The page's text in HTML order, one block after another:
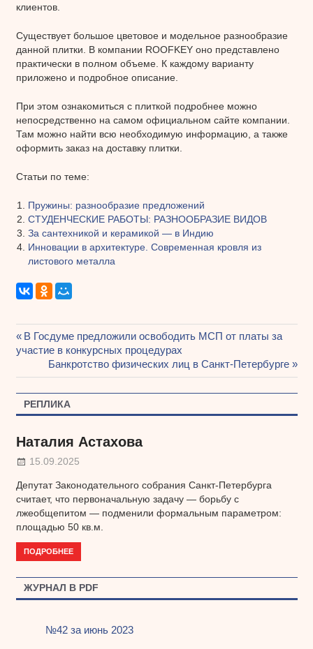
клиентов.
Существует большое цветовое и модельное разнообразие
данной плитки. В компании ROOFKEY оно представлено
практически в полном объеме. К каждому варианту
приложено и подробное описание.
При этом ознакомиться с плиткой подробнее можно
непосредственно на самом официальном сайте компании.
Там можно найти всю необходимую информацию, а также
оформить заказ на доставку плитки.
Статьи по теме:
Пружины: разнообразие предложений
СТУДЕНЧЕСКИЕ РАБОТЫ: РАЗНООБРАЗИЕ ВИДОВ
За сантехникой и керамикой — в Индию
Инновации в архитектуре. Современная кровля из
листового металла
Навигация
по
записям
Предыдущая
запись:
В Госдуме предложили освободить МСП от платы за
участие в конкурсных процедурах
Следующая
запись:
Банкротство физических лиц в Санкт-Петербурге
РЕПЛИКА
Наталия Астахова
15.09.2025
Депутат Законодательного собрания Санкт-Петербурга
считает, что первоначальную задачу — борьбу с
лжеобщепитом — подменили формальным параметром:
площадью 50 кв.м.
ПОДРОБНЕЕ
ЖУРНАЛ В PDF
№42 за июнь 2023